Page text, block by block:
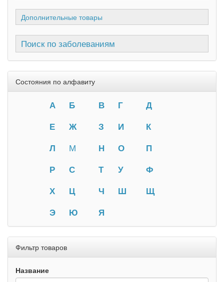
Дополнительные товары
Поиск по заболеваниям
Состояния по алфавиту
А Б В Г
Д
Е
Ж З И
К
Л
М Н О
П
Р
С Т У
Ф
Х
Ц Ч Ш
Щ
Э
Ю Я
Фильтр товаров
Название